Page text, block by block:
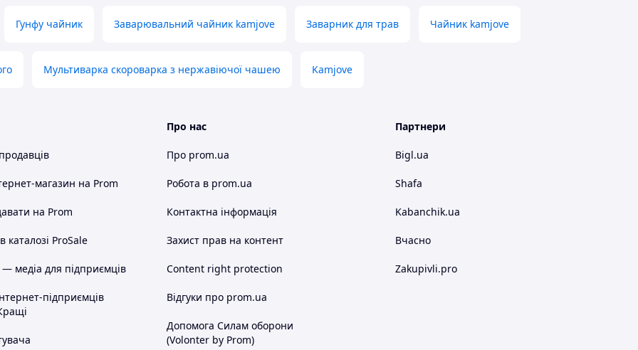
Гунфу чайник Заварювальний чайник kamjove Заварник для трав Чайник kamjove
Мультиварка скороварка з нержавіючої чашею Kamjove
магазин на Prom
на Prom
каталозі ProSale
медіа для підприємців
підприємців
Про нас
Про prom.ua
Робота в prom.ua
Контактна інформація
Захист прав на контент
Content right protection
Відгуки про prom.ua
Допомога Силам оборони
(Volonter by Prom)
Партнери
Bigl.ua
Shafa
Kabanchik.ua
Вчасно
Zakupivli.pro